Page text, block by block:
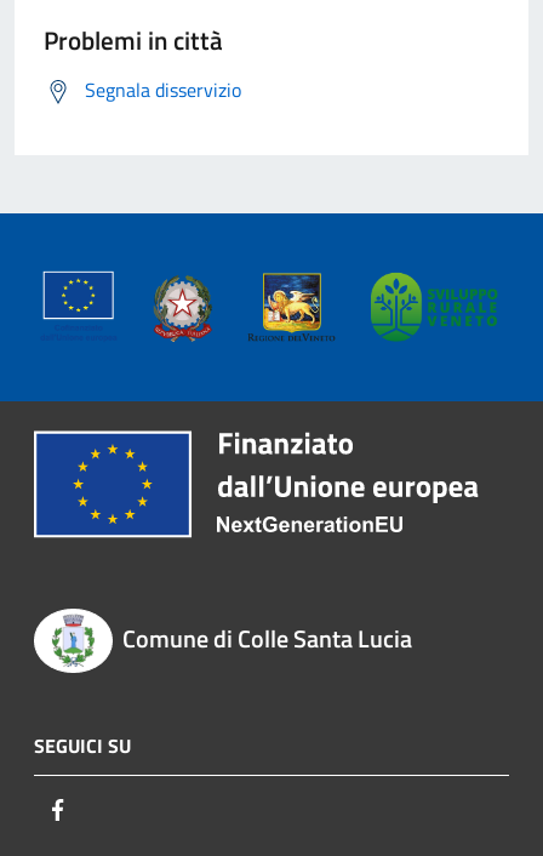
Problemi in città
Segnala disservizio
Comune di Colle Santa Lucia
SEGUICI SU